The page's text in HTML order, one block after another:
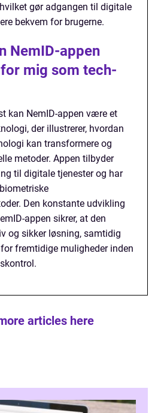
gør adgangen til digitale
bekvem for brugerne.
NemID-appen
mig som tech-
kan NemID-appen være et
der illustrerer, hvordan
kan transformere og
metoder. Appen tilbyder
til digitale tjenester og har
Den konstante udvikling
appen sikrer, at den
og sikker løsning, samtidig
fremtidige muligheder inden
articles here